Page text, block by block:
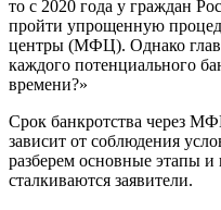
то с 2020 года у граждан
пройти упрощенную
центры (МФЦ). Однако
каждого потенциального
времени?»
Срок банкротства через
зависит от соблюдения
разберем основные этапы
сталкиваются заявители.